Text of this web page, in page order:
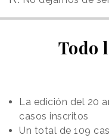
Todo
La edición del 20
casos inscritos
Un total de 109